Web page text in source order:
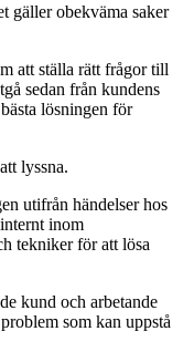
gäller obekväma saker
att ställa rätt frågor till
sedan från kundens
lösningen för
lyssna.
utifrån händelser hos
inom
tekniker för att lösa
kund och arbetande
som kan uppstå